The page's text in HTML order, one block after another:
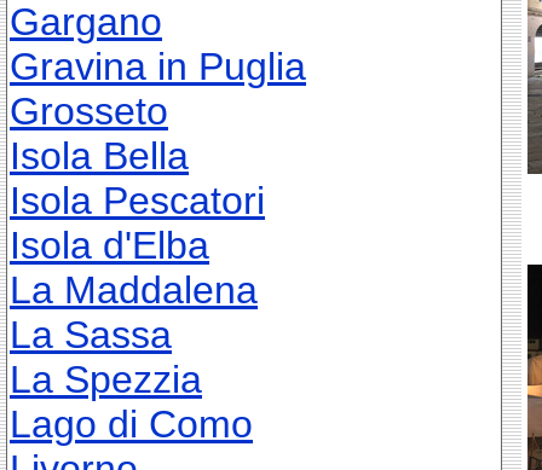
Gargano
Gravina in Puglia
Grosseto
Isola Bella
Isola Pescatori
Isola d'Elba
La Maddalena
La Sassa
La Spezzia
Lago di Como